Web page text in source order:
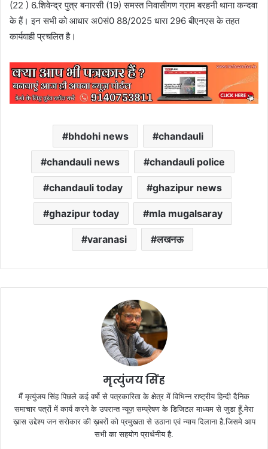
(22 ) 6.शिवेन्द्र पुत्र बनारसी (19) समस्त निवासीगण ग्राम बरहनी थाना कन्दवा
के हैं। इन सभी को आधार अ0सं0 88/2025 धारा 296 बीएनएस के तहत
कार्यवाही प्रचलित है।
bhdohi news chandauli
chandauli news chandauli police
chandauli today ghazipur news
ghazipur today mla mugalsaray
varanasi लखनऊ
मृत्युंजय सिंह
मैं मृत्युंजय सिंह पिछले कई वर्षो से पत्रकारिता के क्षेत्र में विभिन्न राष्ट्रीय हिन्दी दैनिक
समाचार पत्रों में कार्य करने के उपरान्त न्यूज़ सम्प्रेषण के डिजिटल माध्यम से जुडा हूँ.मेरा
ख़ास उद्देश्य जन सरोकार की ख़बरों को प्रमुखता से उठाना एवं न्याय दिलाना है.जिसमे आप
सभी का सहयोग प्रार्थनीय है.